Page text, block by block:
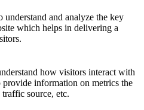
understand and analyze the key
which helps in delivering a
how visitors interact with
information on metrics the
source, etc.